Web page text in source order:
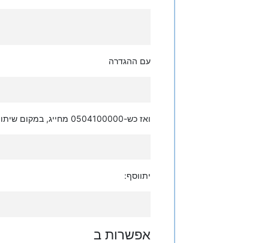
עם ההגדרה
ואז כש-0504100000 מחייג, במקום שיתווסף
יתווסף:
אפשרות ב